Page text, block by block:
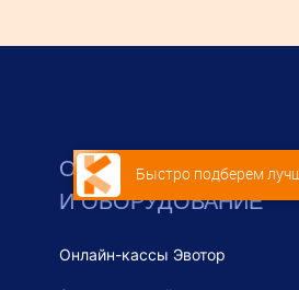
ОНЛАЙН-КАССЫ
И ОБОРУДОВАНИЕ
Онлайн-кассы Эвотор
Быстро подберем